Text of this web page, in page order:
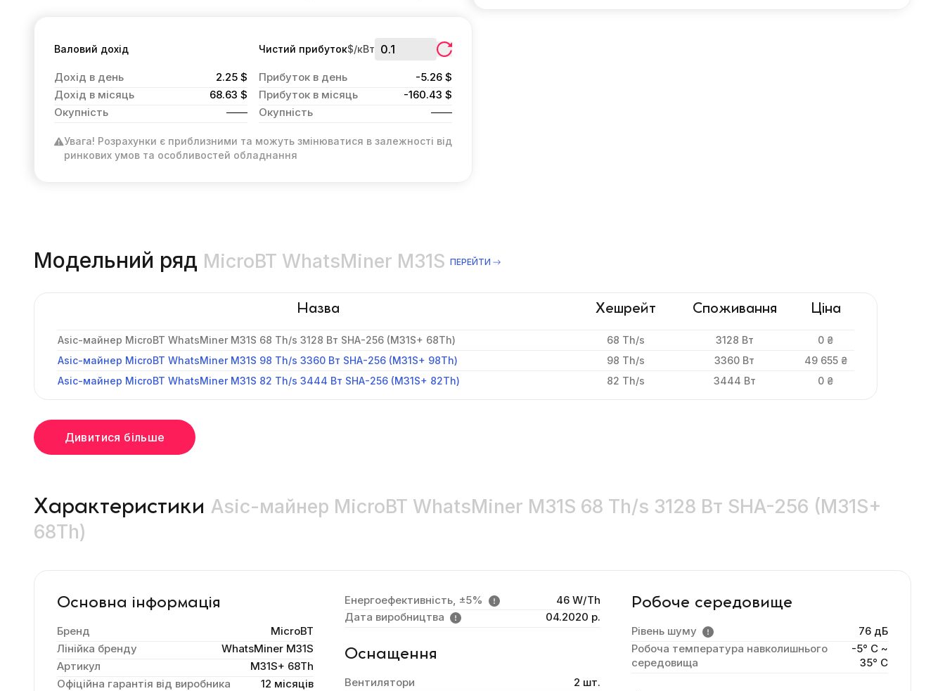
Валовий дохід
Дохід в день
2.25 $
Дохід в місяць
68.63 $
Окупність
Чистий прибуток$/кВт
Прибуток в день
-5.26 $
Прибуток в місяць
-160.43 $
Окупність
Увага! Розрахунки є приблизними та можуть змінюватися в залежності від
ринкових умов та особливостей обладнання
Модельний ряд MicroBT WhatsMiner M31S ПЕРЕЙТИ
Назва Хешрейт Споживання Ціна
Asic-майнер MicroBT WhatsMiner M31S 68 Th/s 3128 Вт SHA-256 (M31S+ 68Th) 68 Th/s 3128 Вт
0 ₴
Asic-майнер MicroBT WhatsMiner M31S 98 Th/s 3360 Вт SHA-256 (M31S+ 98Th)
98 Th/s 3360 Вт
49 655 ₴
Asic-майнер MicroBT WhatsMiner M31S 82 Th/s 3444 Вт SHA-256 (M31S+ 82Th)
82 Th/s 3444 Вт 0 ₴
Дивитися більше
Характеристики Asic-майнер MicroBT WhatsMiner M31S 68 Th/s 3128 Вт SHA-256 (M31S+
68Th)
Основна інформація
Бренд
MicroBT
Лінійка бренду
WhatsMiner M31S
Артикул
M31S+ 68Th
Офіційна гарантія від виробника
12 місяців
Енергоефективність, ±5%
46 W/Th
Дата виробництва
04.2020 р.
Оснащення
Вентилятори
2 шт.
Робоче середовище
Рівень шуму
76 дБ
Робоча температура навколишнього
середовища
-5° C ~
35° C